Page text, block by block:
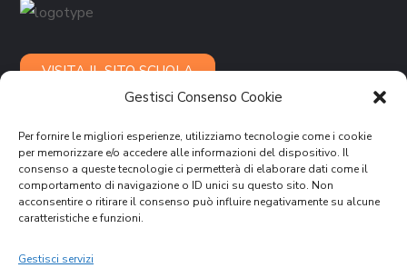
Gestisci Consenso Cookie
Per fornire le migliori esperienze, utilizziamo tecnologie come i cookie
per memorizzare e/o accedere alle informazioni del dispositivo. Il
consenso a queste tecnologie ci permetterà di elaborare dati come il
comportamento di navigazione o ID unici su questo sito. Non
acconsentire o ritirare il consenso può influire negativamente su alcune
caratteristiche e funzioni.
Gestisci servizi
VISITA IL SITO SCUOLA
GARE D'APPALTO
CONTATTI